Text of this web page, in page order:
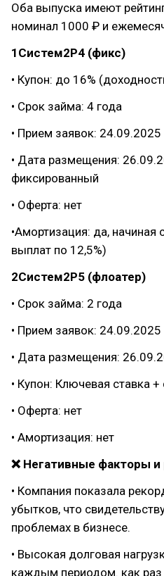
Оба выпуска имеют
номинал 1000 ₽ и
1Систем2Р4 (фикс)
• Купон: до 16%
• Срок займа: 4 года
• Прием заявок: 24.09.2025
• Дата размещения:
фиксированный
• Оферта: нет
•Амортизация: да, начиная
выплат по 12,5%)
2Систем2Р5 (флоатер)
• Срок займа: 2 года
• Прием заявок: 24.09.2025
• Дата размещения:
• Купон: Ключевая ставка +
• Оферта: нет
• Амортизация: нет
❌ Негативные факторы и
• Компания показала
убытков, что
проблемах в бизнесе.
• Высокая долговая
каждым периодом. как раз